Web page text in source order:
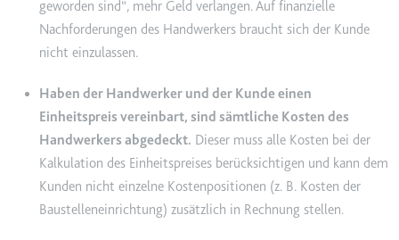
eines auf anderen Webseiten
integrierten Youtube-Videos
Ablauf:
Sitzung
Typ:
HTTP-Cookie
__Secure-YNID
youtube.com
Zweck:
Wird verwendet, um die
Interaktion der Nutzer mit
geworden sind“, mehr Geld verlangen. Auf finanzielle
Nachforderungen des Handwerkers braucht sich der Kunde
nicht einzulassen.
Haben der Handwerker und der Kunde einen
Einheitspreis vereinbart, sind sämtliche Kosten des
Handwerkers abgedeckt. Dieser muss alle Kosten bei der
Kalkulation des Einheitspreises berücksichtigen und kann dem
Kunden nicht einzelne Kostenpositionen (z. B. Kosten der
Baustelleneinrichtung) zusätzlich in Rechnung stellen.